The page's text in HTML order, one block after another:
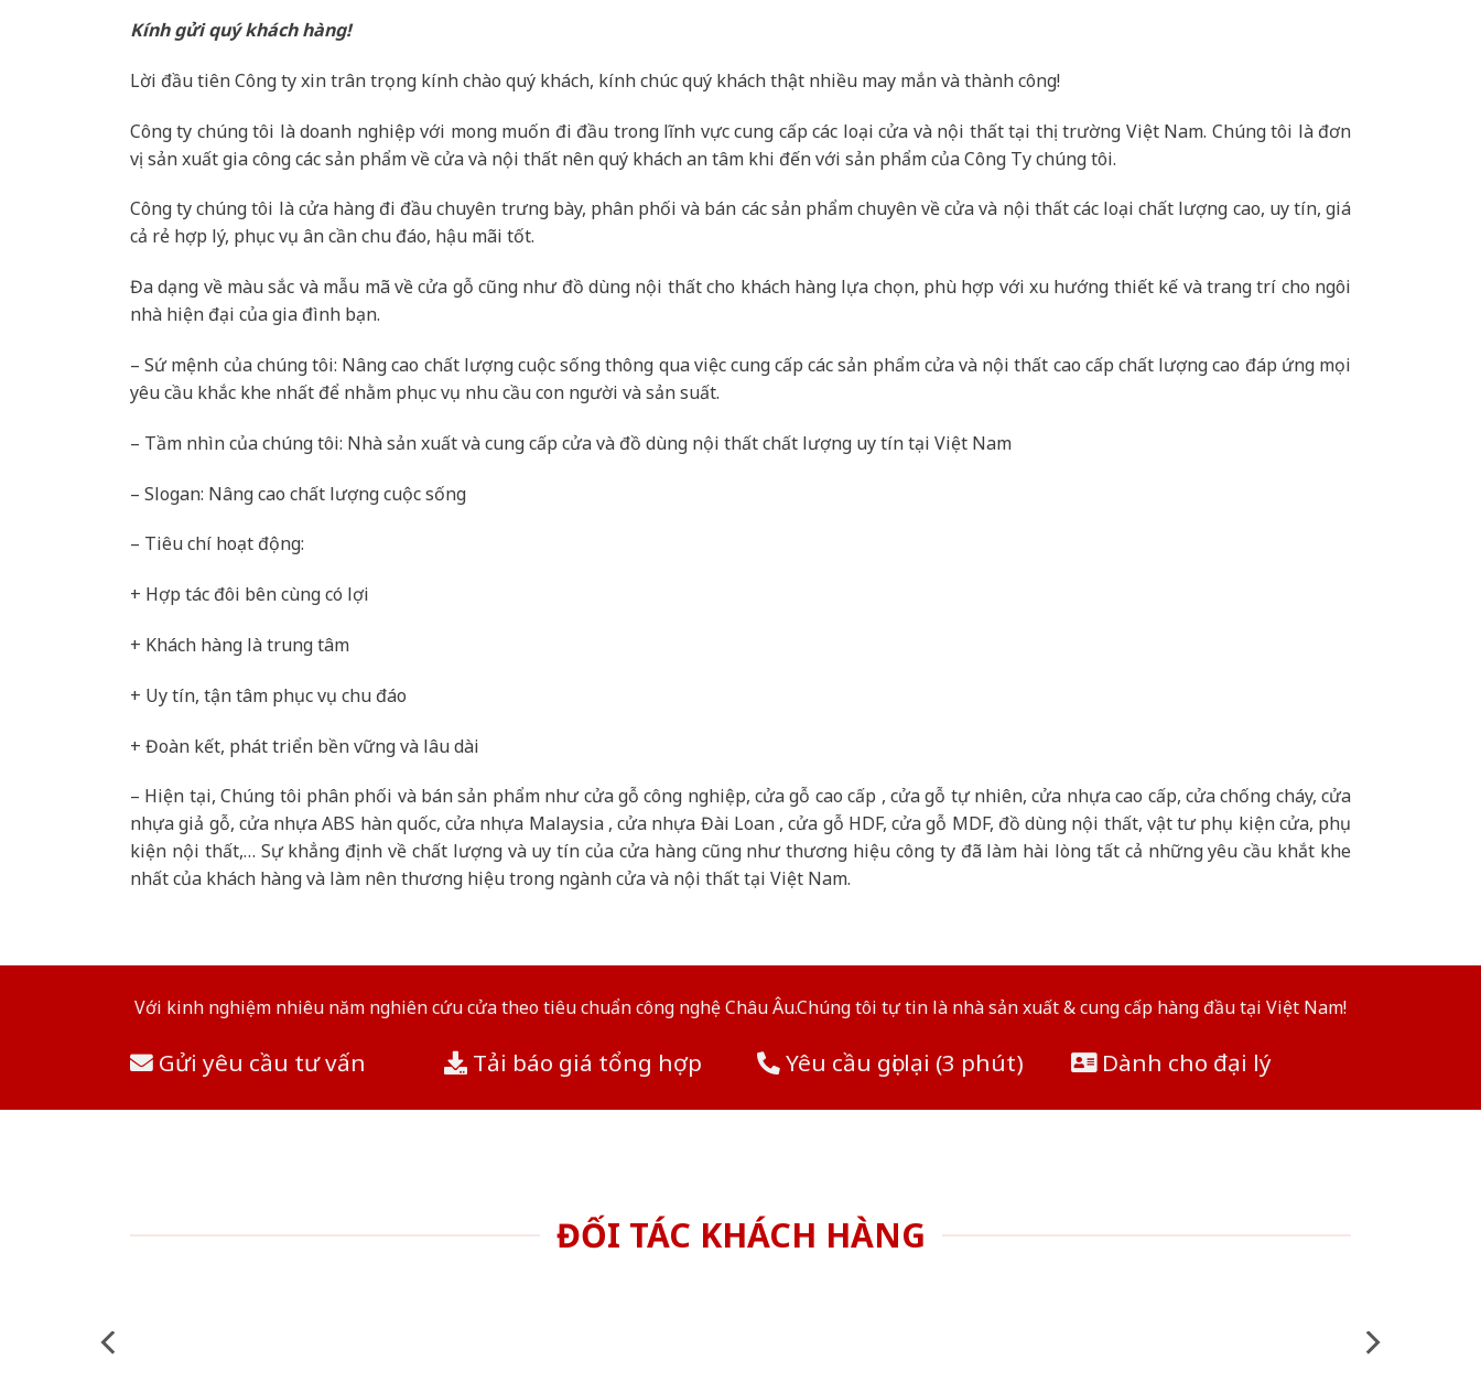
Kính gửi quý khách hàng!
Lời đầu tiên Công ty xin trân trọng kính chào quý khách, kính chúc quý khách thật nhiều may mắn và thành công!
Công ty chúng tôi là doanh nghiệp với mong muốn đi đầu trong lĩnh vực cung cấp các loại cửa và nội thất tại thị trường Việt Nam. Chúng tôi là đơn
vị sản xuất gia công các sản phẩm về cửa và nội thất nên quý khách an tâm khi đến với sản phẩm của Công Ty chúng tôi.
Công ty chúng tôi là cửa hàng đi đầu chuyên trưng bày, phân phối và bán các sản phẩm chuyên về cửa và nội thất các loại chất lượng cao, uy tín, giá
cả rẻ hợp lý, phục vụ ân cần chu đáo, hậu mãi tốt.
Đa dạng về màu sắc và mẫu mã về cửa gỗ cũng như đồ dùng nội thất cho khách hàng lựa chọn, phù hợp với xu hướng thiết kế và trang trí cho ngôi
nhà hiện đại của gia đình bạn.
– Sứ mệnh của chúng tôi: Nâng cao chất lượng cuộc sống thông qua việc cung cấp các sản phẩm cửa và nội thất cao cấp chất lượng cao đáp ứng mọi
yêu cầu khắc khe nhất để nhằm phục vụ nhu cầu con người và sản suất.
– Tầm nhìn của chúng tôi: Nhà sản xuất và cung cấp cửa và đồ dùng nội thất chất lượng uy tín tại Việt Nam
– Slogan: Nâng cao chất lượng cuộc sống
– Tiêu chí hoạt động:
+ Hợp tác đôi bên cùng có lợi
+ Khách hàng là trung tâm
+ Uy tín, tận tâm phục vụ chu đáo
+ Đoàn kết, phát triển bền vững và lâu dài
– Hiện tại, Chúng tôi phân phối và bán sản phẩm như cửa gỗ công nghiệp, cửa gỗ cao cấp , cửa gỗ tự nhiên, cửa nhựa cao cấp, cửa chống cháy, cửa
nhựa giả gỗ, cửa nhựa ABS hàn quốc, cửa nhựa Malaysia , cửa nhựa Đài Loan , cửa gỗ HDF, cửa gỗ MDF, đồ dùng nội thất, vật tư phụ kiện cửa, phụ
kiện nội thất,… Sự khẳng định về chất lượng và uy tín của cửa hàng cũng như thương hiệu công ty đã làm hài lòng tất cả những yêu cầu khắt khe
nhất của khách hàng và làm nên thương hiệu trong ngành cửa và nội thất tại Việt Nam.
Với kinh nghiệm nhiêu năm nghiên cứu cửa theo tiêu chuẩn công nghệ Châu Âu.Chúng tôi tự tin là nhà sản xuất & cung cấp hàng đầu tại Việt Nam!
Gửi yêu cầu tư vấn Tải báo giá tổng hợp Yêu cầu gọi lại (3 phút) Dành cho đại lý
ĐỐI TÁC KHÁCH HÀNG